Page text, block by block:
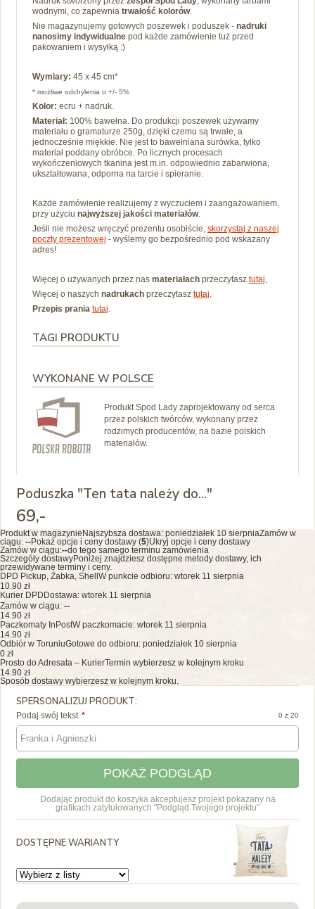
wodnymi, co zapewnia trwałość kolorów.
Nie magazynujemy gotowych poszewek i poduszek - nadruki
nanosimy indywidualne pod każde zamówienie tuż przed
pakowaniem i wysyłką :)
Wymiary: 45 x 45 cm*
* możliwe odchylenia o +/- 5%
Kolor: ecru + nadruk.
Materiał: 100% bawełna. Do produkcji poszewek używamy
materiału o gramaturze 250g, dzięki czemu są trwałe, a
jednocześnie miękkie. Nie jest to bawełniana surówka, tylko
materiał poddany obróbce. Po licznych procesach
wykończeniowych tkanina jest m.in. odpowiednio zabarwiona,
ukształtowana, odporna na tarcie i spieranie.
Każde zamówienie realizujemy z wyczuciem i zaangażowaniem,
przy użyciu najwyższej jakości materiałów.
Jeśli nie możesz wręczyć prezentu osobiście, skorzystaj z naszej
poczty prezentowej - wyślemy go bezpośrednio pod wskazany
adres!
Więcej o używanych przez nas materiałach przeczytasz tutaj,
Więcej o naszych nadrukach przeczytasz tutaj.
Przepis prania tutaj.
TAGI PRODUKTU
WYKONANE W POLSCE
Produkt Spod Lady zaprojektowany od serca
przez polskich twórców, wykonany przez
rodzimych producentów, na bazie polskich
materiałów.
Poduszka "Ten tata należy do..."
69,-
Produkt w magazynie Najszybsza dostawa: poniedziałek 10 sierpniaZamów w
ciągu: --Pokaż opcje i ceny dostawy (5)Ukryj opcje i ceny dostawy
Zamów w ciągu:--do tego samego terminu zamówienia
Szczegóły dostawyPoniżej znajdziesz dostępne metody dostawy, ich
przewidywane terminy i ceny.
DPD Pickup, Żabka, Shell W punkcie odbioru: wtorek 11 sierpnia
10.90 zł
Kurier DPD Dostawa: wtorek 11 sierpnia
Zamów w ciągu: --
14.90 zł
Paczkomaty InPostW paczkomacie: wtorek 11 sierpnia
14.90 zł
Odbiór w ToruniuGotowe do odbioru: poniedziałek 10 sierpnia
0 zł
Prosto do Adresata – KurierTermin wybierzesz w kolejnym kroku
14.90 zł
Sposób dostawy wybierzesz w kolejnym kroku.
SPERSONALIZUJ PRODUKT:
Podaj swój tekst 0 z 20
POKAŻ PODGLĄD
Dodając produkt do koszyka akceptujesz projekt pokazany na
grafikach zatytułowanych "Podgląd Twojego projektu"
DOSTĘPNE WARIANTY